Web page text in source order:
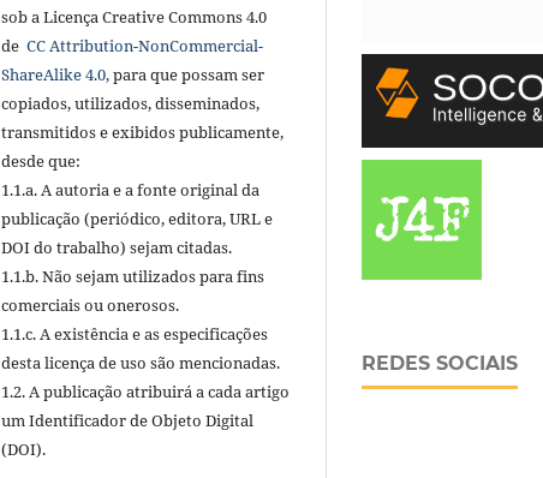
sob a Licença Creative Commons 4.0
de CC Attribution-NonCommercial-
ShareAlike 4.0,para que possam ser
copiados, utilizados, disseminados,
transmitidos e exibidos publicamente,
desde que:
1.1.a. A autoria e a fonte original da
publicação (periódico, editora, URL e
DOI do trabalho) sejam citadas.
1.1.b. Não sejam utilizados para fins
comerciais ou onerosos.
1.1.c. A existência e as especificações
desta licença de uso são mencionadas.
1.2. A publicação atribuirá a cada artigo
um Identificador de Objeto Digital
(DOI).
REDES SOCIAIS